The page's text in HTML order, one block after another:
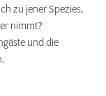
nimmt?
und die